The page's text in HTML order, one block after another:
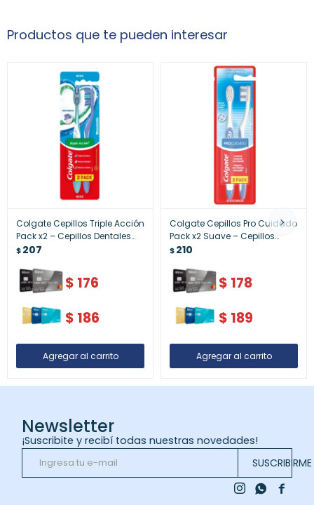
Productos que te pueden interesar
Colgate Cepillos Triple Acción
Pack x2 – Cepillos Dentales
Multiuso
$207
$ 176
$ 186
Colgate Cepillos Pro Cuidado
Pack x2 Suave – Cepillos
Dentales Profesionales
$210
$ 178
$ 189
Newsletter
¡Suscribite y recibí todas nuestras novedades!
SUSCRIBIRME

 